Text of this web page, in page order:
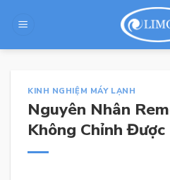
KINH NGHIỆM MÁY LẠNH
Nguyên Nhân
Không Chỉnh